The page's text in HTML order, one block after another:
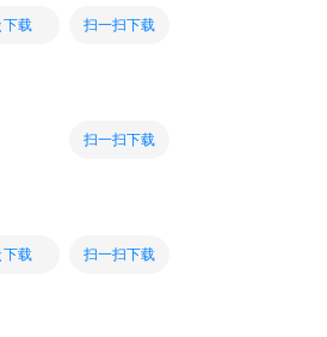
下载 扫一扫下载
扫一扫下载
下载 扫一扫下载